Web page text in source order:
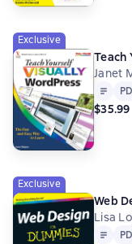
Exclusive
Teach
Text
$35.99
Exclusive
Web
Text